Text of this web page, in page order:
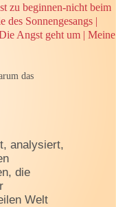
zu beginnen-nicht beim
des Sonnengesangs |
Angst geht um | Meine
das
analysiert,
die
Welt